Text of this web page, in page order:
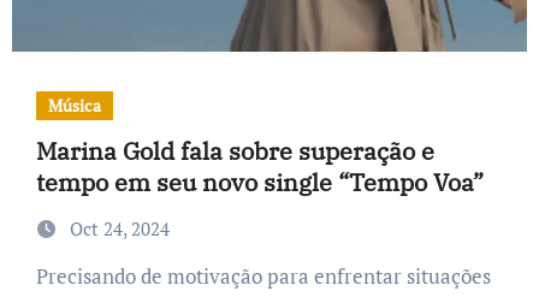
Música
Marina Gold fala sobre superação e
tempo em seu novo single “Tempo Voa”
Oct 24, 2024
Precisando de motivação para enfrentar situações